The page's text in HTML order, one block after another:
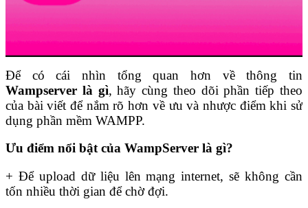
Để có cái nhìn tổng quan hơn về thông tin
Wampserver là gì, hãy cùng theo dõi phần tiếp theo
của bài viết để nắm rõ hơn về ưu và nhược điểm khi sử
dụng phần mềm WAMPP.
Ưu điểm nổi bật của WampServer là gì?
+ Để upload dữ liệu lên mạng internet, sẽ không cần
tốn nhiều thời gian để chờ đợi.